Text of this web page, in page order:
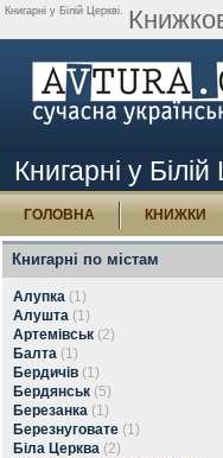
Книгарні у Білій Церкві.
Книгарні у Білій
ГОЛОВНА КНИЖКИ
Книгарні по містам
Алупка (1)
Алушта (1)
Артемівськ (2)
Балта (1)
Бердичів (1)
Бердянськ (5)
Березанка (1)
Березнуговате (1)
Біла Церква (2)